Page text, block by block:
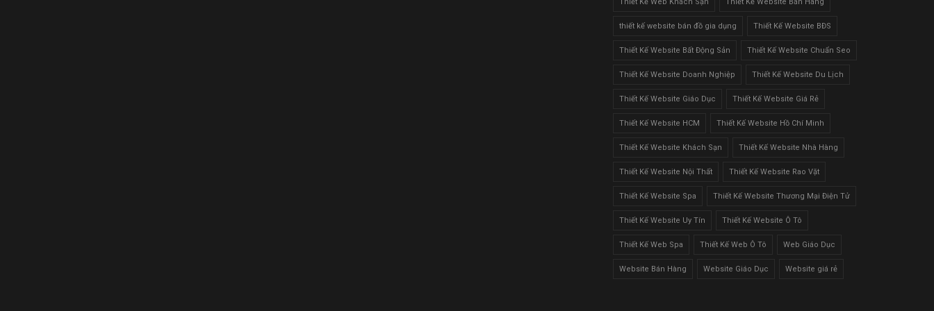
thiết kế website bán đồ gia dụng Thiết Kế Website BĐS
Thiết Kế Website Bất Động Sản Thiết Kế Website Chuẩn Seo
Thiết Kế Website Doanh Nghiệp Thiết Kế Website Du Lịch
Thiết Kế Website Giáo Dục Thiết Kế Website Giá Rẻ
Thiết Kế Website HCM Thiết Kế Website Hồ Chí Minh
Thiết Kế Website Khách Sạn Thiết Kế Website Nhà Hàng
Thiết Kế Website Nội Thất Thiết Kế Website Rao Vặt
Thiết Kế Website Spa Thiết Kế Website Thương Mại Điện Tử
Thiết Kế Website Uy Tín Thiết Kế Website Ô Tô
Thiết Kế Web Spa Thiết Kế Web Ô Tô Web Giáo Dục
Website Bán Hàng Website Giáo Dục Website giá rẻ